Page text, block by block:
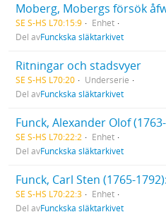
SE S-HS L70:15:9
Enhet
Del avFunckska släktarkivet
Ritningar och stadsvyer
SE S-HS L70:20
Underserie
Del avFunckska släktarkivet
Funck, Alexander Olof
SE S-HS L70:22:2
Enhet
Del avFunckska släktarkivet
SE S-HS L70:22:3
Enhet
Del avFunckska släktarkivet